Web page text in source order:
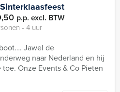
p.p. excl. BTW
‐ 4 uur
Jawel de
naar Nederland en hij
Onze Events & Co Pieten